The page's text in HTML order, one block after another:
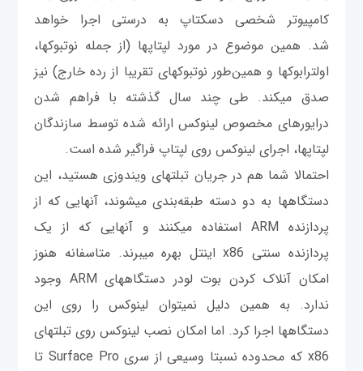
کامپیوتر شخصی دسکتاپ به درستی اجرا خواهد
شد. همین موضوع در مورد لپ‎تاپ‎ها (از جمله نوت‎بوک‎ها،
اولترابوک‎ها و همین‌طور نوت‎بوک‎های تقريبا از رده خارج) نیز
صدق می‎کند. طی چند سال گذشته با فراهم شدن
درایورهای مخصوص لینوکس ارائه شده توسط سازندگان
لپ‎تاپ‎ها، اجرای لینوکس روی لپ‎تاپ فراگير شده است.
احتمالا شما هم در جریان تبلت‎های ویندوزی هستید، این
دستگاه‎ها به دو دسته طبقه‌بندی می‎شوند، آنهایی که از
پردازنده ARM استفاده می‎کنند و آنهایی که از یک
پردازنده سنتی x86 اینتل بهره می‎برند. متاسفانه هنوز
امکان آنلاک کردن بوت لودر دستگاه‎های ARM وجود
ندارد. به همین دلیل نمی‎توان لینوکس را روی این
دستگاه‎ها اجرا کرد. اما امکان نصب لینوکس روی تبلت‎های
x86 که محدوده نسبتا وسیعی از سری Surface Pro تا